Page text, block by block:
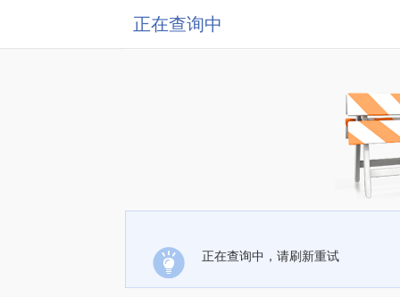
正在查询中
正在查询中，请刷新重试